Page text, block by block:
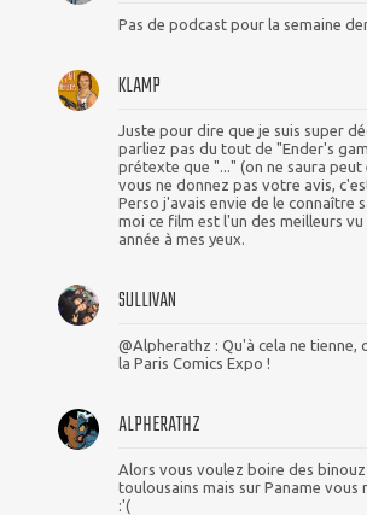
Pas de podcast pour la semaine
KLAMP
Juste pour dire que je suis super
parliez pas du tout de "Ender's
prétexte que "..." (on ne saura peut
vous ne donnez pas votre avis,
Perso j'avais envie de le connaître
moi ce film est l'un des meilleurs vu
année à mes yeux.
SULLIVAN
@Alpherathz : Qu'à cela ne tienne,
la Paris Comics Expo !
ALPHERATHZ
Alors vous voulez boire des binouz
toulousains mais sur Paname vous
:'(